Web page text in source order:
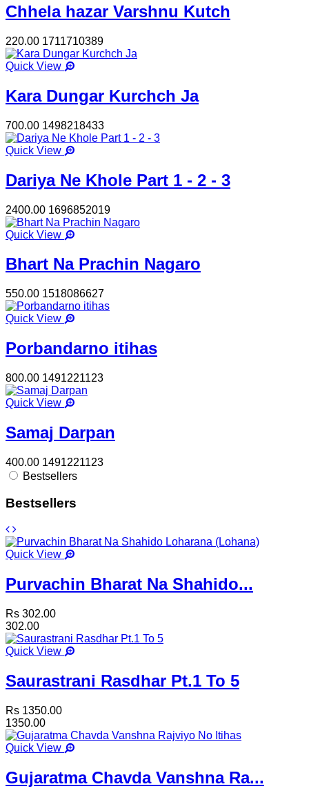
Chhela hazar Varshnu Kutch
220.00 1711710389
Quick View
Kara Dungar Kurchch Ja
700.00 1498218433
Quick View
Dariya Ne Khole Part 1 - 2 - 3
2400.00 1696852019
Quick View
Bhart Na Prachin Nagaro
550.00 1518086627
Quick View
Porbandarno itihas
800.00 1491221123
Quick View
Samaj Darpan
400.00 1491221123
Bestsellers
Bestsellers
Quick View
Purvachin Bharat Na Shahido...
Rs 302.00
302.00
Quick View
Saurastrani Rasdhar Pt.1 To 5
Rs 1350.00
1350.00
Quick View
Gujaratma Chavda Vanshna Ra...